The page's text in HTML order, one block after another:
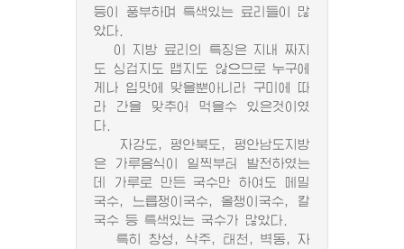
등이 풍부하며 특색있는 료리들이 많
았다.
이 지방 료리의 특징은 지내 짜지
도 싱겁지도 맵지도 않으므로 누구에
게나 입맛에 맞을뿐아니라 구미에 따
라 간을 맞추어 먹을수 있은것이였
다.
자강도, 평안북도, 평안남도지방
은 가루음식이 일찍부터 발전하였는
데 가루로 만든 국수만 하여도 메밀
국수, 느릅쟁이국수, 올챙이국수, 칼
국수 등 특색있는 국수가 많았다.
특히 창성, 삭주, 태천, 벽동, 자